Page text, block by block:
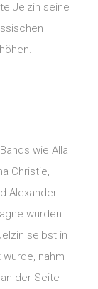
Jelzin seine
wie Alla
Christie,
Alexander
wurden
selbst in
nahm
der Seite